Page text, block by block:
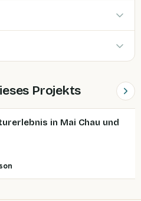
Projekts
in Mai Chau und